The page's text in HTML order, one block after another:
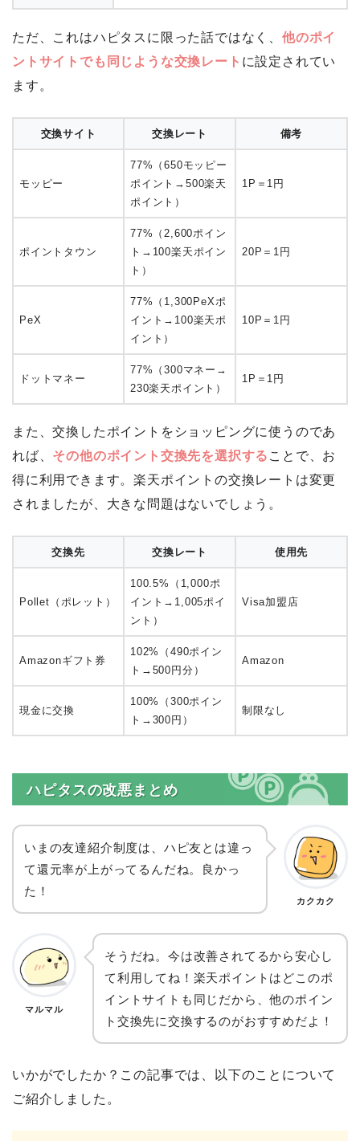
ただ、これはハピタスに限った話ではなく、 他のポイ
ントサイトでも同じような交換レート に設定されてい
ます。
交換サイト 交換レート 備考
モッピー
77%（650モッピー
ポイント→500楽天
ポイント）
1P＝1円
ポイントタウン
77%（2,600ポイン
ト→100楽天ポイン
ト）
20P＝1円
PeX
77%（1,300PeXポ
イント→100楽天ポ
イント）
10P＝1円
ドットマネー
77%（300マネー→
230楽天ポイント）
1P＝1円
また、交換したポイントをショッピングに使うのであ
れば、 その他のポイント交換先を選択する ことで、お
得に利用できます。楽天ポイントの交換レートは変更
されましたが、大きな問題はないでしょう。
交換先 交換レート 使用先
Pollet（ポレット）
100.5%（1,000ポ
イント→1,005ポイ
ント）
Visa加盟店
Amazonギフト券
102%（490ポイン
ト→500円分）
Amazon
現金に交換
100%（300ポイン
ト→300円）
制限なし
ハピタスの改悪まとめ
いまの友達紹介制度は、ハピ友とは違っ
て還元率が上がってるんだね。良かっ
た！
カクカク
マルマル
そうだね。今は改善されてるから安心し
て利用してね！楽天ポイントはどこのポ
イントサイトも同じだから、他のポイン
ト交換先に交換するのがおすすめだよ！
いかがでしたか？この記事では、以下のことについて
ご紹介しました。